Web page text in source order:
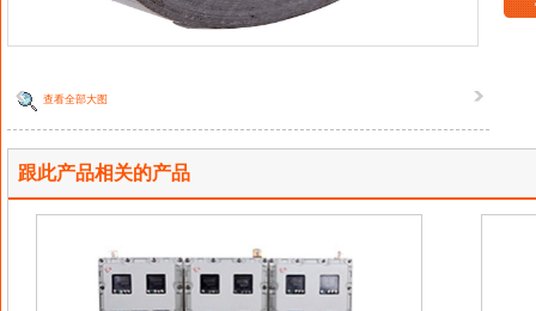
查看全部大图
跟此产品相关的产品